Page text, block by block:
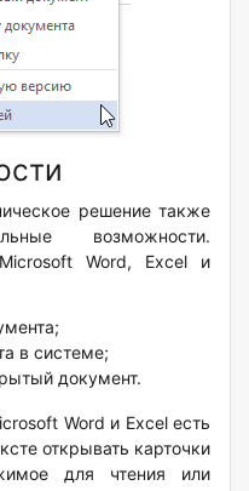
решение также
возможности.
Microsoft Word, Excel и
в системе;
документ.
Word и Excel есть
открывать карточки
для чтения или